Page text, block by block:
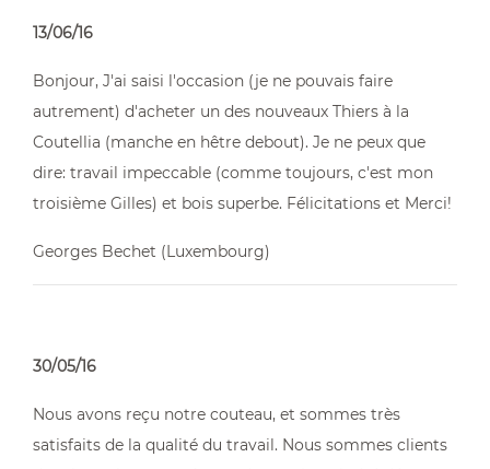
13/06/16
Bonjour, J'ai saisi l'occasion (je ne pouvais faire
autrement) d'acheter un des nouveaux Thiers à la
Coutellia (manche en hêtre debout). Je ne peux que
dire: travail impeccable (comme toujours, c'est mon
troisième Gilles) et bois superbe. Félicitations et Merci!
Georges Bechet (Luxembourg)
30/05/16
Nous avons reçu notre couteau, et sommes très
satisfaits de la qualité du travail. Nous sommes clients